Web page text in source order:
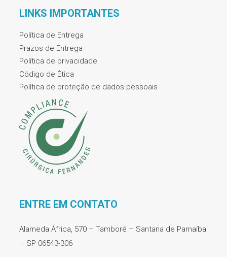
LINKS IMPORTANTES
Política de Entrega
Prazos de Entrega
Política de privacidade
Código de Ética
Política de proteção de dados pessoais
ENTRE EM CONTATO
Alameda África, 570 – Tamboré – Santana de Parnaíba
– SP 06543-306